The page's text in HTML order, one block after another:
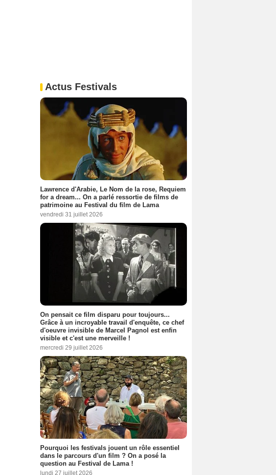
Actus Festivals
Lawrence d'Arabie, Le Nom de la rose, Requiem
for a dream... On a parlé ressortie de films de
patrimoine au Festival du film de Lama
vendredi 31 juillet 2026
On pensait ce film disparu pour toujours...
Grâce à un incroyable travail d'enquête, ce chef
d'oeuvre invisible de Marcel Pagnol est enfin
visible et c'est une merveille !
mercredi 29 juillet 2026
Pourquoi les festivals jouent un rôle essentiel
dans le parcours d'un film ? On a posé la
question au Festival de Lama !
lundi 27 juillet 2026